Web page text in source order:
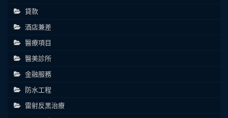
貸款
酒店兼差
醫療項目
醫美診所
金融服務
防水工程
雷射反黑治療